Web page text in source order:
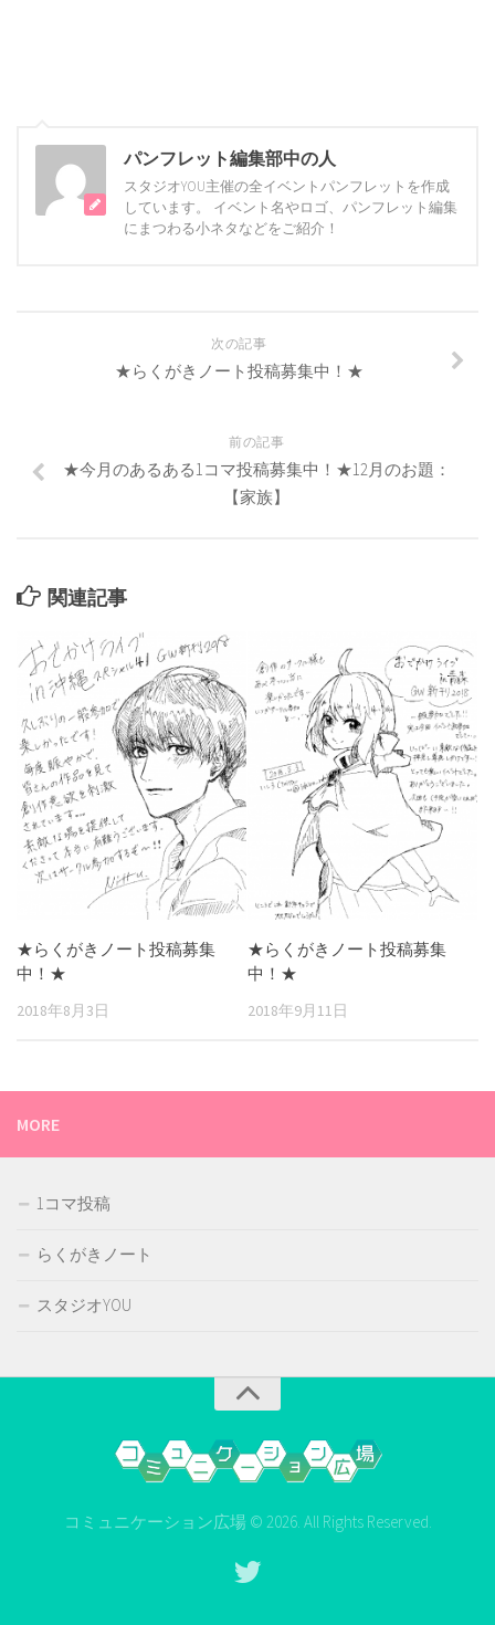
パンフレット編集部中の人
スタジオYOU主催の全イベントパンフレットを作成
しています。 イベント名やロゴ、パンフレット編集
にまつわる小ネタなどをご紹介！
次の記事
★らくがきノート投稿募集中！★
前の記事
★今月のあるある1コマ投稿募集中！★12月のお題：
【家族】
関連記事
★らくがきノート投稿募集
中！★
2018年8月3日
★らくがきノート投稿募集
中！★
2018年9月11日
MORE
1コマ投稿
らくがきノート
スタジオYOU
コミュニケーション広場 © 2026. All Rights Reserved.